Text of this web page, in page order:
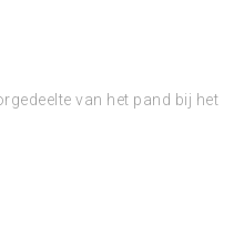
van het pand bij het